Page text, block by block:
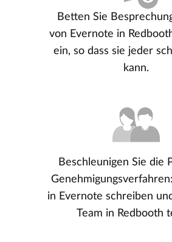
Betten Sie
von Evernote in
ein, so dass sie jeder
kann.
Beschleunigen Sie die
in Evernote schreiben
Team in Redbooth